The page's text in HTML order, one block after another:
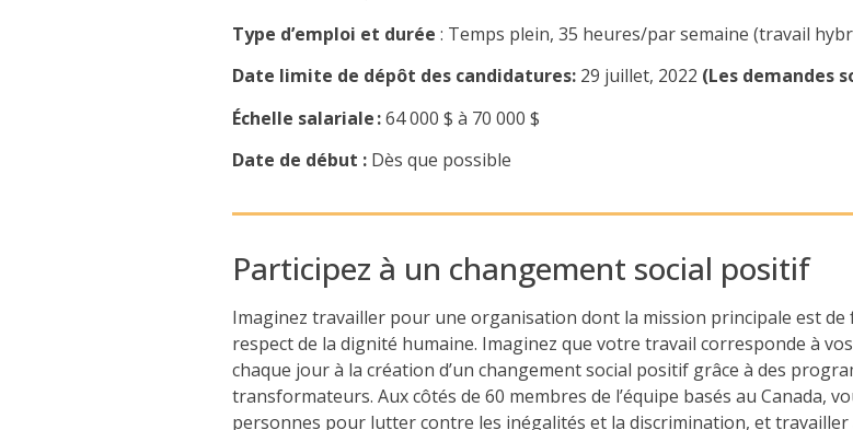
Type d’emploi et durée : Temps plein, 35 heures/par semaine (travail
Date limite de dépôt des candidatures: 29 juillet, 2022 (Les demandes
Échelle salariale :64 000 $ à 70 000 $
Date de début : Dès que possible
Participez à un changement social positif
Imaginez travailler pour une organisation dont la mission principale est de
respect de la dignité humaine. Imaginez que votre travail corresponde à
chaque jour à la création d’un changement social positif grâce à des
transformateurs. Aux côtés de 60 membres de l’équipe basés au Canada,
personnes pour lutter contre les inégalités et la discrimination, et